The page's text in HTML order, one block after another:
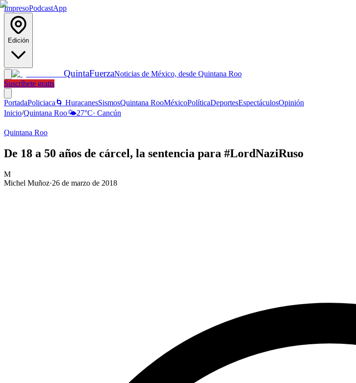
ImpresoPodcastApp
Edición
QuintaFuerzaNoticias de México, desde Quintana Roo
Suscríbete gratis
PortadaPoliciaca 🌀 HuracanesSismosQuintana RooMéxicoPolíticaDeportesEspectáculosOpinión
Inicio/Quintana Roo🌤️27°C· Cancún
Quintana Roo
De 18 a 50 años de cárcel, la sentencia para #LordNaziRuso
M
Michel Muñoz·26 de marzo de 2018